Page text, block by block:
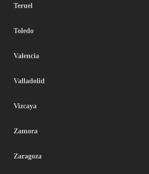
Teruel
Toledo
Valencia
Valladolid
Vizcaya
Zamora
Zaragoza